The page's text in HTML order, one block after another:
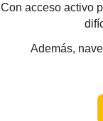
90 Torneo
Con acceso activo
Además,